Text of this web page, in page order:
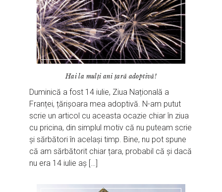
Hai la mulți ani țară adoptivă!
Duminică a fost 14 iulie, Ziua Națională a
Franței, țărișoara mea adoptivă. N-am putut
scrie un articol cu aceasta ocazie chiar în ziua
cu pricina, din simplul motiv că nu puteam scrie
și sărbători în același timp. Bine, nu pot spune
că am sărbătorit chiar țara, probabil că și dacă
nu era 14 iulie aș […]